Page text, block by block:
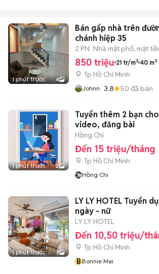
1 phút trước 4
Bán gấp nhà trên
chánh hiệp 35
2 PN Nhà mặt phố, mặt
850 triệu 21 tr/m² 40 m²
Tp Hồ Chí Minh
Johnn 3.8 50 đã bán
1 phút trước 2
Tuyển thêm 2 bạn
video, đăng bài
Hồng Chi
Đến 15 triệu/tháng
Tp Hồ Chí Minh
Hồng Chi
1 phút trước 1
LY LY HOTEL Tuyển
ngày - nữ
LY LY HOTEL
Đến 10,50 triệu/
Tp Hồ Chí Minh
BBonnie Mai